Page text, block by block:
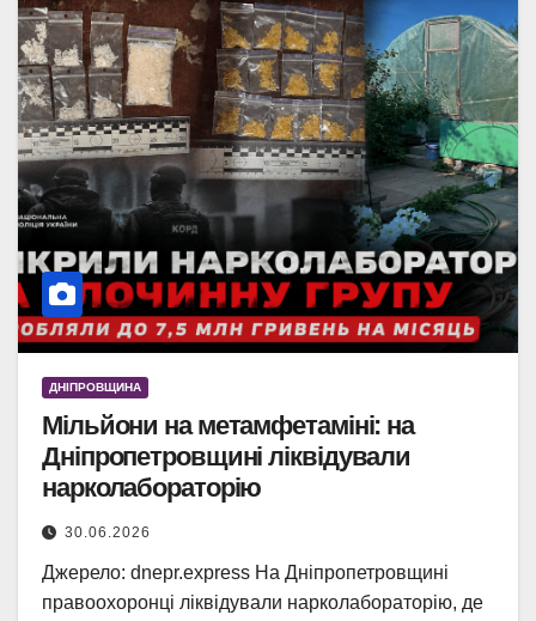
ДНІПРОВЩИНА
Мільйони на метамфетаміні: на
Дніпропетровщині ліквідували
нарколабораторію
30.06.2026
Джерело: dnepr.express На Дніпропетровщині
правоохоронці ліквідували нарколабораторію, де